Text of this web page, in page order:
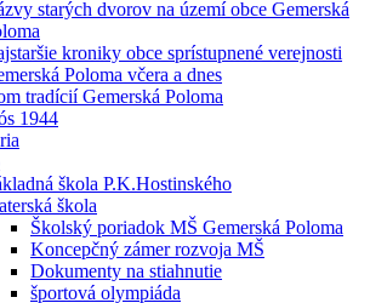
starých dvorov na území obce Gemerská
kroniky obce sprístupnené verejnosti
Poloma včera a dnes
tradícií Gemerská Poloma
1944
škola P.K.Hostinského
škola
Školský poriadok MŠ Gemerská Poloma
Koncepčný zámer rozvoja MŠ
Dokumenty na stiahnutie
športová olympiáda